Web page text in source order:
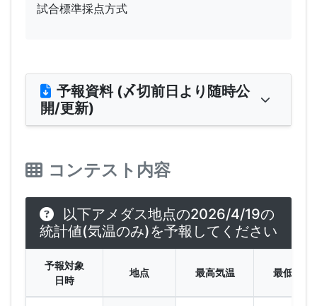
試合標準採点方式
予報資料 (〆切前日より随時公
開/更新)
コンテスト内容
以下アメダス地点の2026/4/19の
統計値(気温のみ)を予報してください
予報対象
日時
地点 最高気温 最低気温